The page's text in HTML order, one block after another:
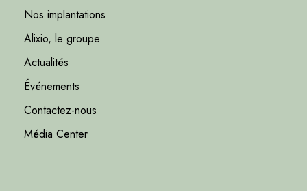
Nos implantations
Alixio, le groupe
Actualités
Événements
Contactez-nous
Média Center